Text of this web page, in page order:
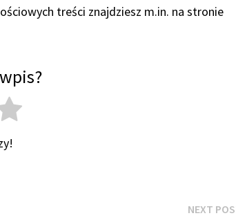
treści znajdziesz m.in. na stronie
NEXT